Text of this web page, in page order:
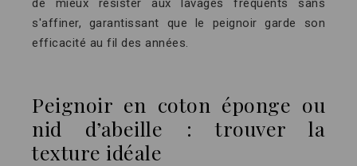
de mieux résister aux lavages fréquents sans
s'affiner, garantissant que le peignoir garde son
efficacité au fil des années.
Peignoir en coton éponge ou
nid d’abeille : trouver la
texture idéale